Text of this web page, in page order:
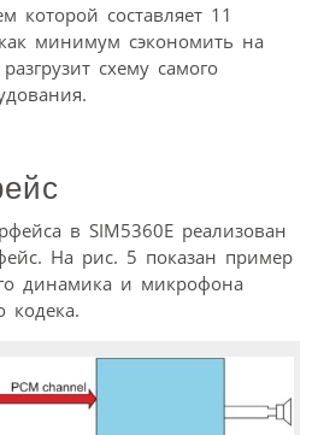
которой составляет 11
минимум сэкономить на
схему самого
в SIM5360E реализован
На рис. 5 показан пример
динамика и микрофона
кодека.